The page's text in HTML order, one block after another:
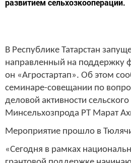
В Республике Татарстан
направленный на поддержку
он «Агростартап». Об этом
семинаре-совещании по
деловой активности
Минсельхозпрода РТ Марат
Мероприятие прошло в
«Сегодня в рамках